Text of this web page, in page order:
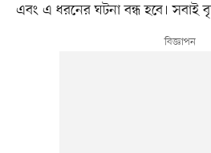
এবং এ ধরনের ঘটনা বন্ধ হবে। সবাই